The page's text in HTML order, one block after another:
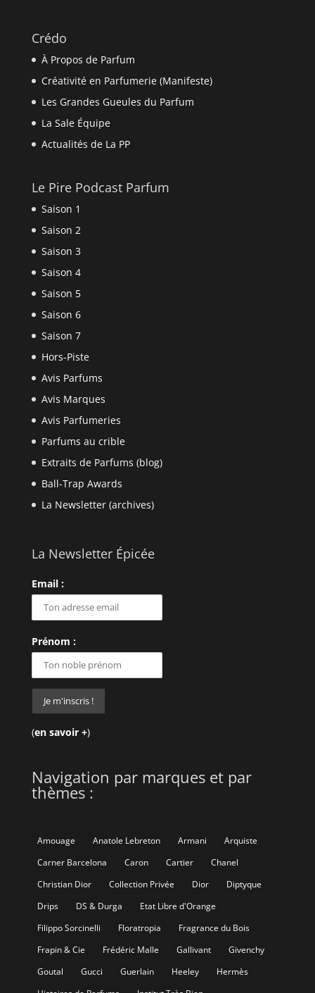
Crédo
À Propos de Parfum
Créativité en Parfumerie (Manifeste)
Les Grandes Gueules du Parfum
La Sale Équipe
Actualités de La PP
Le Pire Podcast Parfum
Saison 1
Saison 2
Saison 3
Saison 4
Saison 5
Saison 6
Saison 7
Hors-Piste
Avis Parfums
Avis Marques
Avis Parfumeries
Parfums au crible
Extraits de Parfums (blog)
Ball-Trap Awards
La Newsletter (archives)
La Newsletter Épicée
Email :
Prénom :
(en savoir +)
Navigation par marques et par
thèmes :
Amouage Anatole Lebreton Armani
Arquiste
Carner Barcelona
Caron Cartier
Chanel
Christian Dior
Collection Privée Dior
Diptyque
Drips
DS & Durga
Etat Libre d'Orange
Filippo Sorcinelli
Floratropia
Fragrance du Bois
Frapin & Cie
Frédéric Malle Gallivant
Givenchy
Goutal
Gucci Guerlain Heeley
Hermès